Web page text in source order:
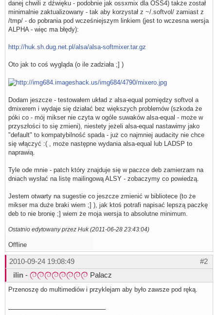
    type            softvol
    slave {
        pcm         "dmixer"
    }
    control {
        card        0
    type            softvol
    slave {
    }
    control {
        name        "Softvol08"
        card        0
    }
}
pcm.softvol09 {
    type            softvol
        pcm         "dmixer"
    }
    control {
        card        0
    }
    type            softvol
    }
    control {
        name        "Softvol10"
        card        0
    }
danej chwili z dźwięku - podobnie jak ossxmix dla OSS4) także został
minimalnie zaktualizowany - tak aby korzystał z ~/.softvol/ zamiast z
/tmp/ - do pobrania pod wcześniejszym linkiem (jest to wczesna wersja
ALPHA - więc ma błędy):
http://huk.sh.dug.net.pl/alsa/alsa-softmixer.tar.gz
Oto jak to coś wygląda (o ile zadziała ;] )
Dodam jeszcze - testowałem układ z alsa-equal pomiędzy softvol a
dmixerem i wydaje się działać bez większych problemów (szkoda że
póki co - mój mikser nie czyta w ogóle suwaków alsa-equal - może w
przyszłości to się zmieni), niestety jeżeli alsa-equal nastawimy jako
"default" to kompatybilność spada - już co najmniej audacity nie chce
się włączyć :( , może następne wydania alsa-equal lub LADSP to
naprawią.
Tyle ode mnie - patch który znajduje się w paczce deb zamierzam na
dniach wysłać na listę mailingową ALSY - zobaczymy co powiedzą.
Jestem otwarty na sugestie co jeszcze zmienić w bibliotece (to że
mikser ma duże braki wiem ;] ), jak ktoś potrafi napisać lepszą paczkę
deb to nie bronię ;] wiem że moja wersja to absolutne minimum.
Ostatnio edytowany przez Huk (2011-06-28 23:43:04)
Offline
#2
2010-09-24 19:08:49
ilin - Palacz
Przenoszę do multimediów i przyklejam aby było zawsze pod ręką.